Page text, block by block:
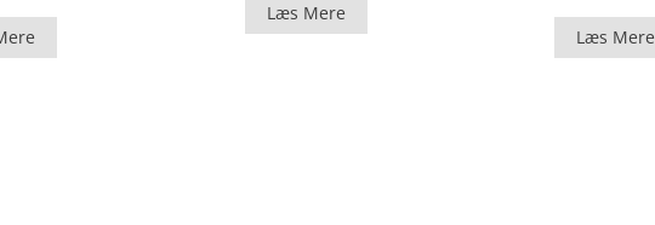
Læs Mere
Læs Mere